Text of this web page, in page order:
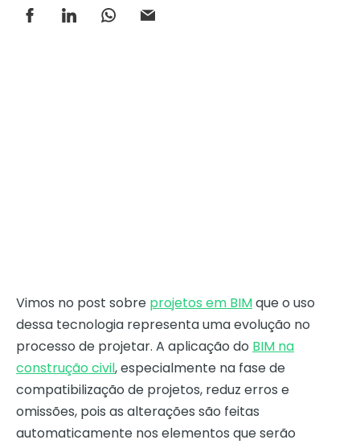
Vimos no post sobre projetos em BIMque o uso
dessa tecnologia representa uma evolução no
processo de projetar. A aplicação do BIM na
construção civil, especialmente na fase de
compatibilização de projetos, reduz erros e
omissões, pois as alterações são feitas
automaticamente nos elementos que serão